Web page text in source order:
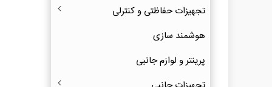
تجهیزات حفاظتی و کنترلی
هوشمند سازی
پرینتر و لوازم جانبی